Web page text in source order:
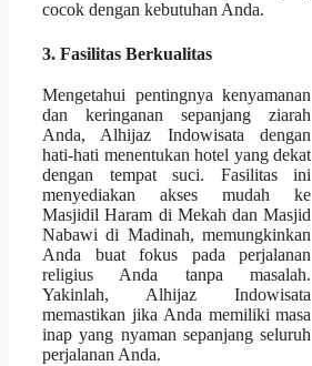
cocok dengan kebutuhan Anda.
3. Fasilitas Berkualitas
Mengetahui pentingnya kenyamanan
dan keringanan sepanjang ziarah
Anda, Alhijaz Indowisata dengan
hati-hati menentukan hotel yang dekat
dengan tempat suci. Fasilitas ini
menyediakan akses mudah ke
Masjidil Haram di Mekah dan Masjid
Nabawi di Madinah, memungkinkan
Anda buat fokus pada perjalanan
religius Anda tanpa masalah.
Yakinlah, Alhijaz Indowisata
memastikan jika Anda memiliki masa
inap yang nyaman sepanjang seluruh
perjalanan Anda.